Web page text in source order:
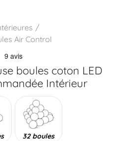
Air Control
boules coton LED
Intérieur
32 boules